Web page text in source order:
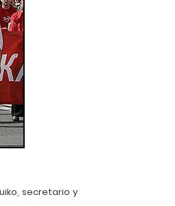
secretario y